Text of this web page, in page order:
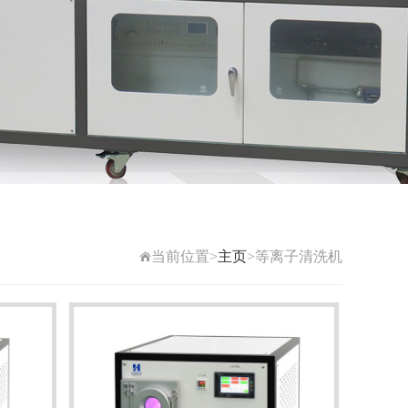
当前位置>主页>等离子清洗机